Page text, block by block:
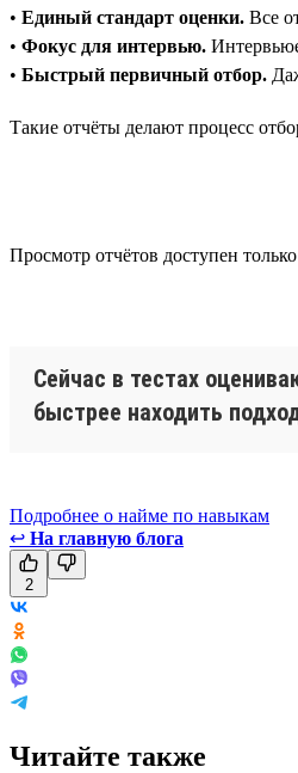
• Единый стандарт оценки. Все
• Фокус для интервью.
• Быстрый первичный отбор.
Такие отчёты делают процесс
Просмотр отчётов доступен
Сейчас в тестах
быстрее находить
Подробнее о найме по навыкам
↩ На главную блога
2
Читайте также